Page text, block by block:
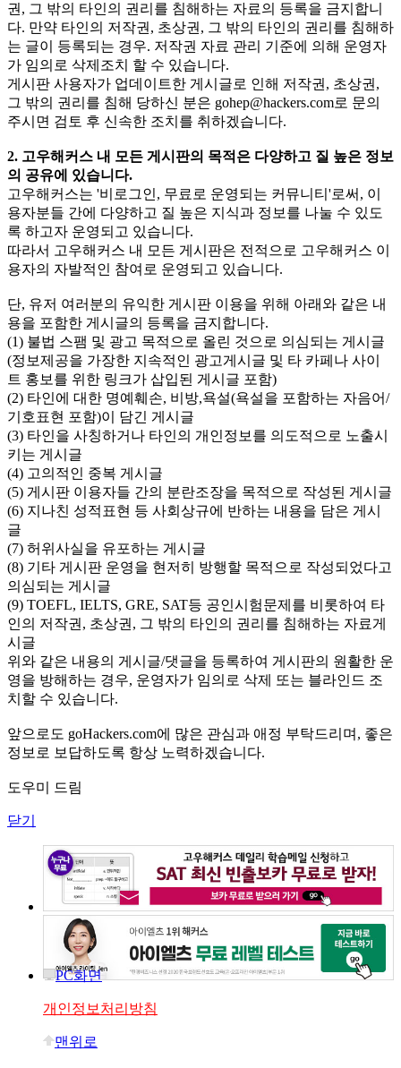
권, 그 밖의 타인의 권리를 침해하는 자료의 등록을 금지합니
다. 만약 타인의 저작권, 초상권, 그 밖의 타인의 권리를 침해하
는 글이 등록되는 경우. 저작권 자료 관리 기준에 의해 운영자
가 임의로 삭제조치 할 수 있습니다.
게시판 사용자가 업데이트한 게시글로 인해 저작권, 초상권,
그 밖의 권리를 침해 당하신 분은 gohep@hackers.com로 문의
주시면 검토 후 신속한 조치를 취하겠습니다.
2. 고우해커스 내 모든 게시판의 목적은 다양하고 질 높은 정보
의 공유에 있습니다.
고우해커스는 '비로그인, 무료로 운영되는 커뮤니티'로써, 이
용자분들 간에 다양하고 질 높은 지식과 정보를 나눌 수 있도
록 하고자 운영되고 있습니다.
따라서 고우해커스 내 모든 게시판은 전적으로 고우해커스 이
용자의 자발적인 참여로 운영되고 있습니다.
단, 유저 여러분의 유익한 게시판 이용을 위해 아래와 같은 내
용을 포함한 게시글의 등록을 금지합니다.
(1) 불법 스팸 및 광고 목적으로 올린 것으로 의심되는 게시글
(정보제공을 가장한 지속적인 광고게시글 및 타 카페나 사이
트 홍보를 위한 링크가 삽입된 게시글 포함)
(2) 타인에 대한 명예훼손, 비방,욕설(욕설을 포함하는 자음어/
기호표현 포함)이 담긴 게시글
(3) 타인을 사칭하거나 타인의 개인정보를 의도적으로 노출시
키는 게시글
(4) 고의적인 중복 게시글
(5) 게시판 이용자들 간의 분란조장을 목적으로 작성된 게시글
(6) 지나친 성적표현 등 사회상규에 반하는 내용을 담은 게시
글
(7) 허위사실을 유포하는 게시글
(8) 기타 게시판 운영을 현저히 방행할 목적으로 작성되었다고
의심되는 게시글
(9) TOEFL, IELTS, GRE, SAT등 공인시험문제를 비롯하여 타
인의 저작권, 초상권, 그 밖의 타인의 권리를 침해하는 자료게
시글
위와 같은 내용의 게시글/댓글을 등록하여 게시판의 원활한 운
영을 방해하는 경우, 운영자가 임의로 삭제 또는 블라인드 조
치할 수 있습니다.
앞으로도 goHackers.com에 많은 관심과 애정 부탁드리며, 좋은
정보로 보답하도록 항상 노력하겠습니다.
도우미 드림
닫기
PC화면
개인정보처리방침
맨위로